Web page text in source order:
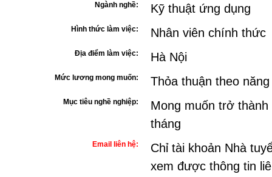
Ngành nghề: Kỹ thuật ứng dụng
Hình thức làm việc: Nhân viên chính thức
Địa điểm làm việc: Hà Nội
Mức lương mong muốn: Thỏa thuận theo
Mục tiêu nghề nghiệp:
Mong muốn trở
tháng
Email liên hệ:
Chỉ tài khoản Nhà
xem được thông tin